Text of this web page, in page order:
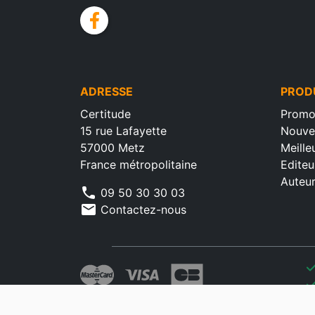
facebook
ADRESSE
Certitude
15 rue Lafayette
57000 Metz
France métropolitaine
phone 09 50 30 30 03
mail Contactez-nous